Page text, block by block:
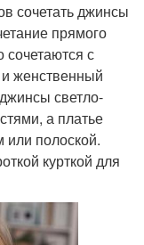
сочетать джинсы
прямого
с
женственный
светло-
а платье
полоской.
курткой для